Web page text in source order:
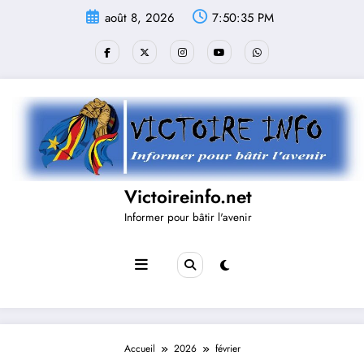
août 8, 2026 7:50:36 PM
Victoireinfo.net
Informer pour bâtir l'avenir
Accueil 2026 février